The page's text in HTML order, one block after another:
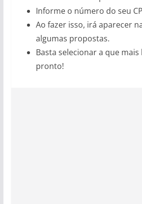
Informe o número do seu
Ao fazer isso, irá aparecer
algumas propostas.
Basta selecionar a que
pronto!